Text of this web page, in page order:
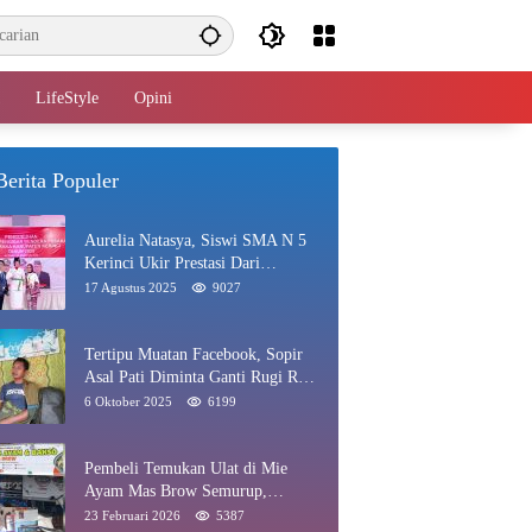
LifeStyle Opini
Populer
Aurelia Natasya, Siswi SMA N 5
Kerinci Ukir Prestasi Dari
Paskibraka Hingga Juara Gadis
17 Agustus 2025 9027
Tertipu Muatan Facebook, Sopir
Asal Pati Diminta Ganti Rugi Rp
40 Juta di Rawang
6 Oktober 2025 6199
Pembeli Temukan Ulat di Mie
Ayam Mas Brow Semurup,
Pengelola Minta Maaf
23 Februari 2026 5387